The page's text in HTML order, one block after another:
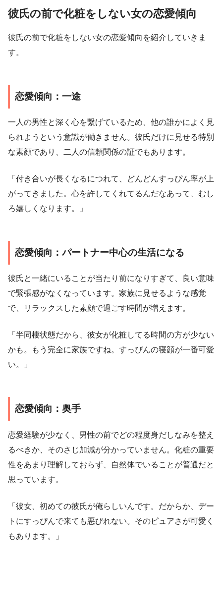
彼氏の前で化粧をしない女の恋愛傾向
彼氏の前で化粧をしない女の恋愛傾向を紹介していきま
す。
恋愛傾向：一途
一人の男性と深く心を繋げているため、他の誰かによく見
られようという意識が働きません。彼氏だけに見せる特別
な素顔であり、二人の信頼関係の証でもあります。
「付き合いが長くなるにつれて、どんどんすっぴん率が上
がってきました。心を許してくれてるんだなあって、むし
ろ嬉しくなります。」
恋愛傾向：パートナー中心の生活になる
彼氏と一緒にいることが当たり前になりすぎて、良い意味
で緊張感がなくなっています。家族に見せるような感覚
で、リラックスした素顔で過ごす時間が増えます。
「半同棲状態だから、彼女が化粧してる時間の方が少ない
かも。もう完全に家族ですね。すっぴんの寝顔が一番可愛
い。」
恋愛傾向：奥手
恋愛経験が少なく、男性の前でどの程度身だしなみを整え
るべきか、そのさじ加減が分かっていません。化粧の重要
性をあまり理解しておらず、自然体でいることが普通だと
思っています。
「彼女、初めての彼氏が俺らしいんです。だからか、デー
トにすっぴんで来ても悪びれない。そのピュアさが可愛く
もあります。」